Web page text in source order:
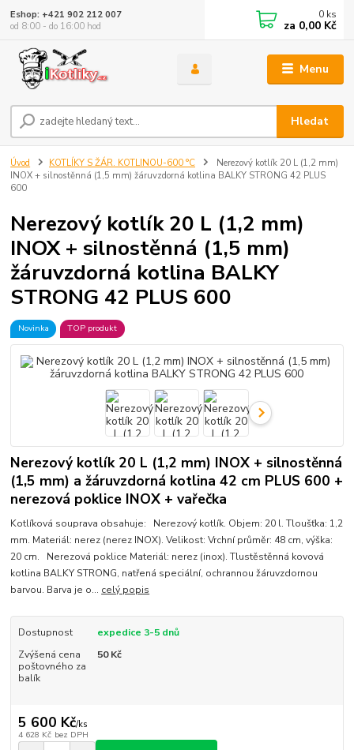
Menu
Hledat
Eshop: +421 902 212 007
od 8:00 - do 16:00 hod
0 ks
za 0,00 Kč
Úvod KOTLÍKY S ŽÁR. KOTLINOU-600 °C
Nerezový kotlík 20 L (1,2 mm)
INOX + silnostěnná (1,5 mm) žáruvzdorná kotlina BALKY STRONG 42 PLUS
600
Nerezový kotlík 20 L (1,2 mm)
INOX + silnostěnná (1,5 mm)
žáruvzdorná kotlina BALKY
STRONG 42 PLUS 600
Novinka TOP produkt
Nerezový kotlík 20 L (1,2 mm) INOX + silnostěnná
(1,5 mm) a žáruvzdorná kotlina 42 cm PLUS 600 +
nerezová poklice INOX + vařečka
Kotlíková souprava obsahuje: Nerezový kotlík. Objem: 20 l. Tloušťka: 1,2
mm. Materiál: nerez (nerez INOX). Velikost: Vrchní průměr: 48 cm, výška:
20 cm. Nerezová poklice Materiál: nerez (inox). Tlustěstěnná kovová
kotlina BALKY STRONG, natřená speciální, ochrannou žáruvzdornou
barvou. Barva je o... celý popis
Dostupnost
expedice 3-5 dnů
Zvýšená cena
poštovného za
balík
50 Kč
5 600 Kč/ks
4 628 Kč bez DPH